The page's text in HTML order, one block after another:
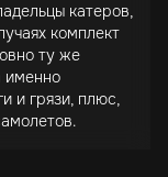
катеров,
комплект
ту же
именно
и грязи, плюс,